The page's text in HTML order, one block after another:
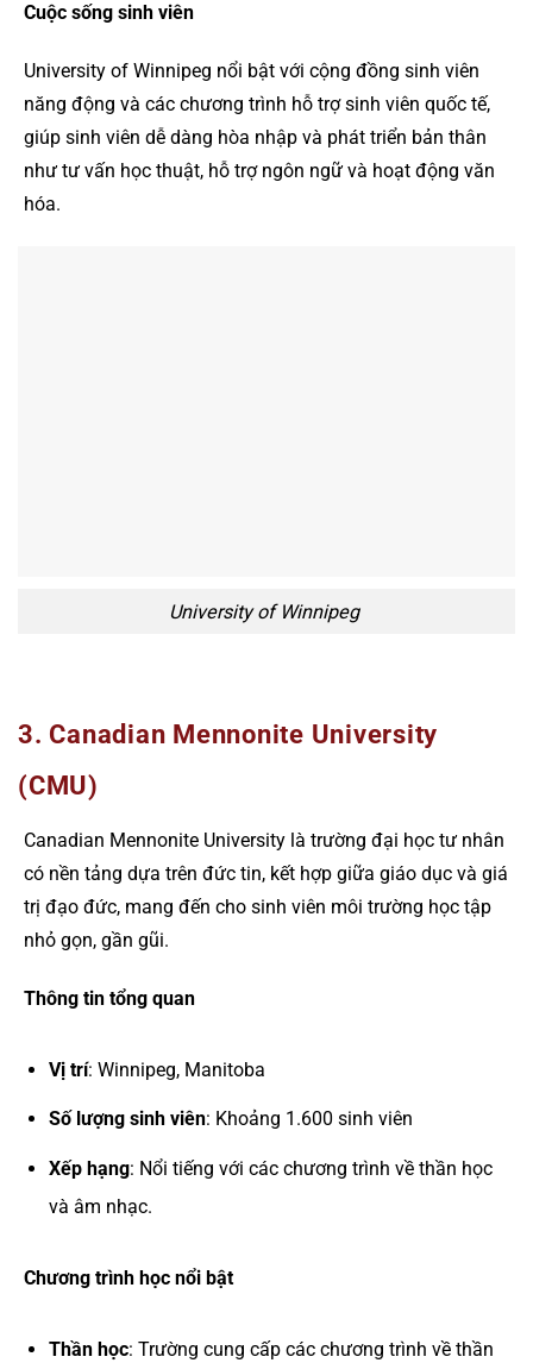
Cuộc sống sinh viên
University of Winnipeg nổi bật với cộng đồng sinh viên
năng động và các chương trình hỗ trợ sinh viên quốc tế,
giúp sinh viên dễ dàng hòa nhập và phát triển bản thân
như tư vấn học thuật, hỗ trợ ngôn ngữ và hoạt động văn
hóa.
University of Winnipeg
3. Canadian Mennonite University
(CMU)
Canadian Mennonite University là trường đại học tư nhân
có nền tảng dựa trên đức tin, kết hợp giữa giáo dục và giá
trị đạo đức, mang đến cho sinh viên môi trường học tập
nhỏ gọn, gần gũi.
Thông tin tổng quan
Vị trí: Winnipeg, Manitoba
Số lượng sinh viên: Khoảng 1.600 sinh viên
Xếp hạng: Nổi tiếng với các chương trình về thần học
và âm nhạc.
Chương trình học nổi bật
Thần học: Trường cung cấp các chương trình về thần